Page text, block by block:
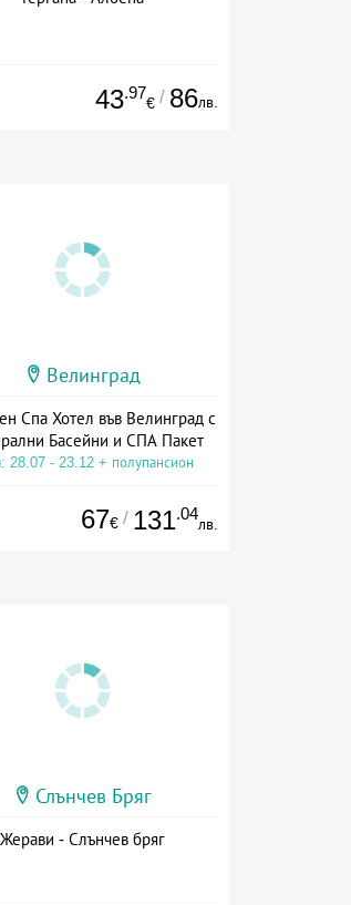
43.97
€ / 86лв.
Велинград
Спа Хотел във Велинград с
Басейни и СПА Пакет
28.07 - 23.12 + полупансион
67€ / 131.04
лв.
Слънчев Бряг
Жерави - Слънчев бряг